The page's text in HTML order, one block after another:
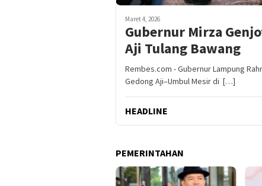
Maret 4, 2026
Gubernur Mirza
Aji Tulang Bawang
Rembes.com - Gubernur Lampung
Gedong Aji–Umbul Mesir di […]
HEADLINE
PEMERINTAHAN